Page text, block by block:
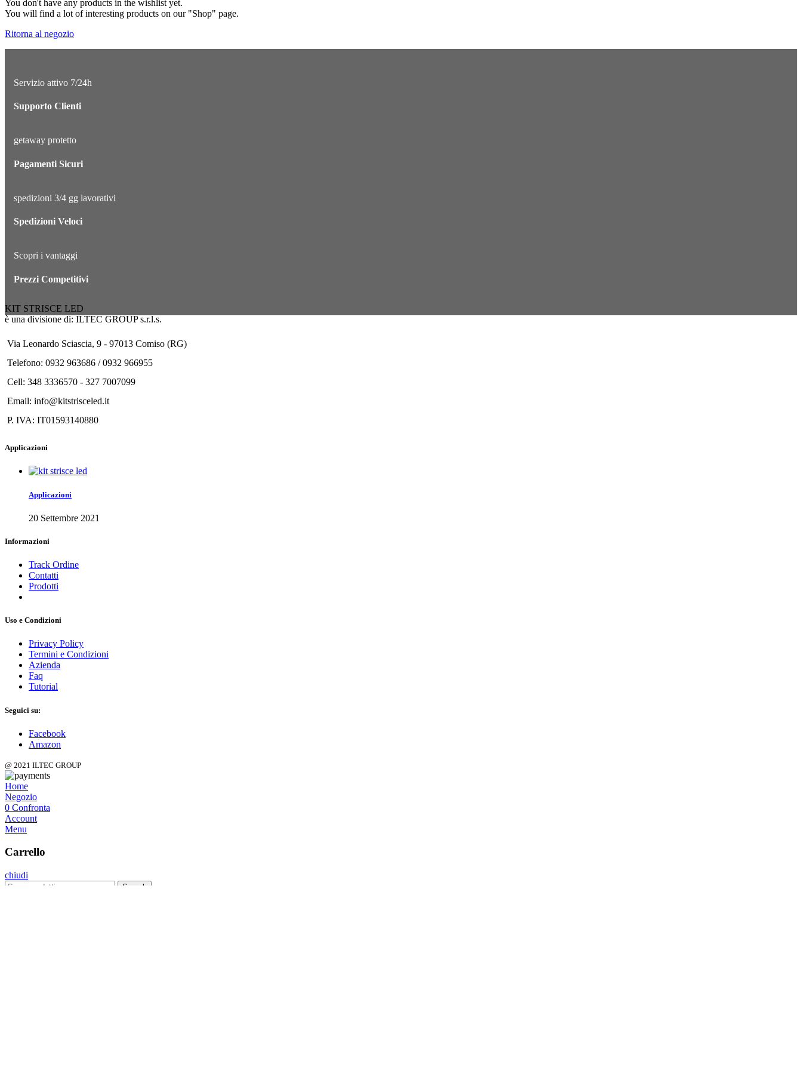
You don't have any products in the wishlist yet.
You will find a lot of interesting products on our "Shop" page.
Ritorna al negozio
Servizio attivo 7/24h
Supporto Clienti
getaway protetto
Pagamenti Sicuri
spedizioni 3/4 gg lavorativi
Spedizioni Veloci
Scopri i vantaggi
Prezzi Competitivi
KIT STRISCE LED
è una divisione di: ILTEC GROUP s.r.l.s.
Via Leonardo Sciascia, 9 - 97013 Comiso (RG)
Telefono: 0932 963686 / 0932 966955
Cell: 348 3336570 - 327 7007099
Email: info@kitstrisceled.it
P. IVA: IT01593140880
Applicazioni
Applicazioni
20 Settembre 2021
Informazioni
Track Ordine
Contatti
Prodotti
Uso e Condizioni
Privacy Policy
Termini e Condizioni
Azienda
Faq
Tutorial
Seguici su:
Facebook
Amazon
@ 2021 ILTEC GROUP
Home
Negozio
0 Confronta
Account
Menu
Carrello
chiudi
Search